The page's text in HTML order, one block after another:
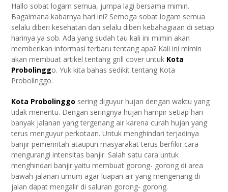
Hallo sobat logam semua, jumpa lagi bersama mimin.
Bagaimana kabarnya hari ini? Semoga sobat logam semua
selalu diberi kesehatan dan selalu diberi kebahagiaan di setiap
harinya ya sob. Ada yang sudah tau kali ini mimin akan
memberikan informasi terbaru tentang apa? Kali ini mimin
akan membuat artikel tentang grill cover untuk Kota
Probolinggo. Yuk kita bahas sedikit tentang Kota
Probolinggo.
Kota Probolinggo sering diguyur hujan dengan waktu yang
tidak menentu. Dengan seringnya hujan hampir setiap hari
banyak jalanan yang tergenang air karena curah hujan yang
terus menguyur perkotaan. Untuk menghindari terjadinya
banjir pemerintah ataupun masyarakat terus berfikir cara
mengurangi intensitas banjir. Salah satu cara untuk
menghindari banjir yaitu membuat gorong- gorong di area
bawah jalanan umum agar luapan air yang mengenang di
jalan dapat mengalir di saluran gorong- gorong.